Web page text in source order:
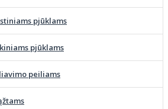
pjūklams
pjūklams
peiliams